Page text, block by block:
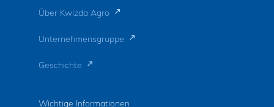
Über Kwizda Agro
Unternehmensgruppe
Geschichte
Wichtige Informationen